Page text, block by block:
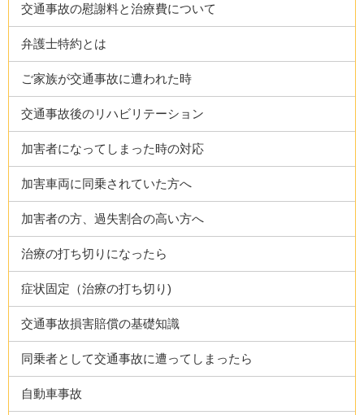
交通事故の慰謝料と治療費について
弁護士特約とは
ご家族が交通事故に遭われた時
交通事故後のリハビリテーション
加害者になってしまった時の対応
加害車両に同乗されていた方へ
加害者の方、過失割合の高い方へ
治療の打ち切りになったら
症状固定（治療の打ち切り)
交通事故損害賠償の基礎知識
同乗者として交通事故に遭ってしまったら
自動車事故